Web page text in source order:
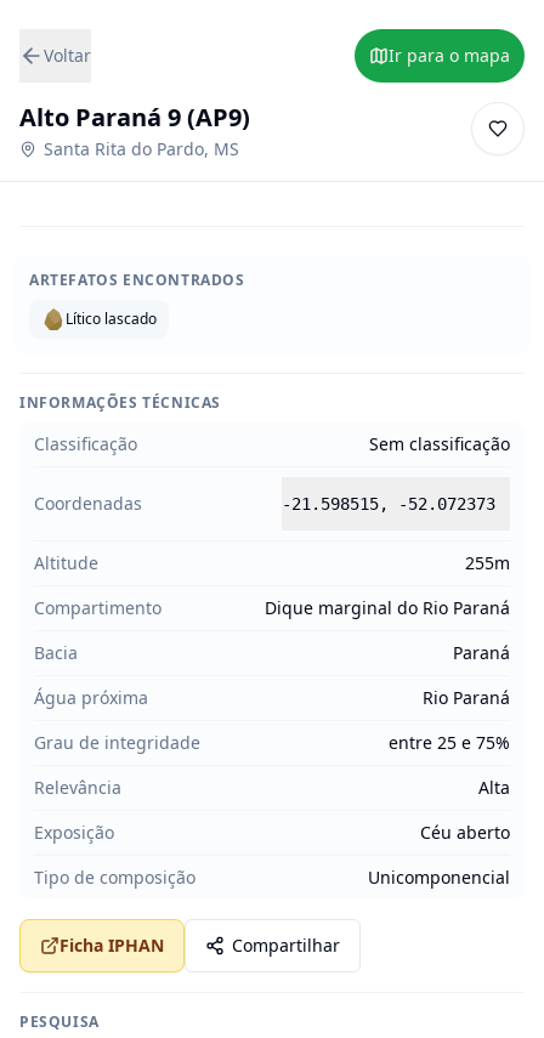
Voltar Ir para o mapa
Alto Paraná 9 (AP9)
Santa Rita do Pardo, MS
ARTEFATOS ENCONTRADOS
Lítico lascado
INFORMAÇÕES TÉCNICAS
Classificação Sem classificação
Coordenadas -21.598515, -52.072373
Altitude
255m
Compartimento
Dique marginal do Rio Paraná
Bacia
Paraná
Água próxima
Rio Paraná
Grau de integridade
entre 25 e 75%
Relevância
Alta
Exposição
Céu aberto
Tipo de composição
Unicomponencial
Ficha IPHAN Compartilhar
PESQUISA